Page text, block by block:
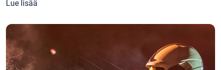
Lue lisää